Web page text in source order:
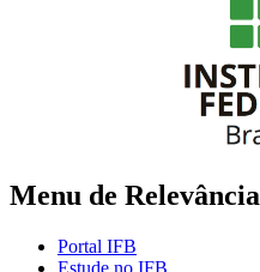
Menu de Relevância
Portal IFB
Estude no IFB